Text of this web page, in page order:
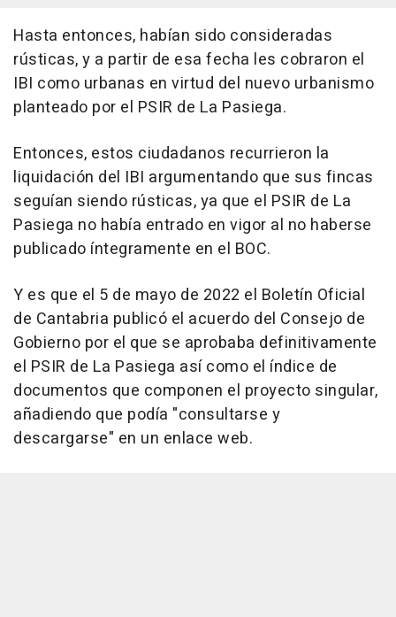
Hasta entonces, habían sido consideradas
rústicas, y a partir de esa fecha les cobraron el
IBI como urbanas en virtud del nuevo urbanismo
planteado por el PSIR de La Pasiega.
Entonces, estos ciudadanos recurrieron la
liquidación del IBI argumentando que sus fincas
seguían siendo rústicas, ya que el PSIR de La
Pasiega no había entrado en vigor al no haberse
publicado íntegramente en el BOC.
Y es que el 5 de mayo de 2022 el Boletín Oficial
de Cantabria publicó el acuerdo del Consejo de
Gobierno por el que se aprobaba definitivamente
el PSIR de La Pasiega así como el índice de
documentos que componen el proyecto singular,
añadiendo que podía "consultarse y
descargarse" en un enlace web.